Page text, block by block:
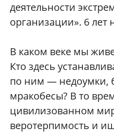
деятельности
организации». 6 лет
В каком веке мы
Кто здесь
по ним — недоумки,
мракобесы? В то
цивилизованном
веротерпимость и